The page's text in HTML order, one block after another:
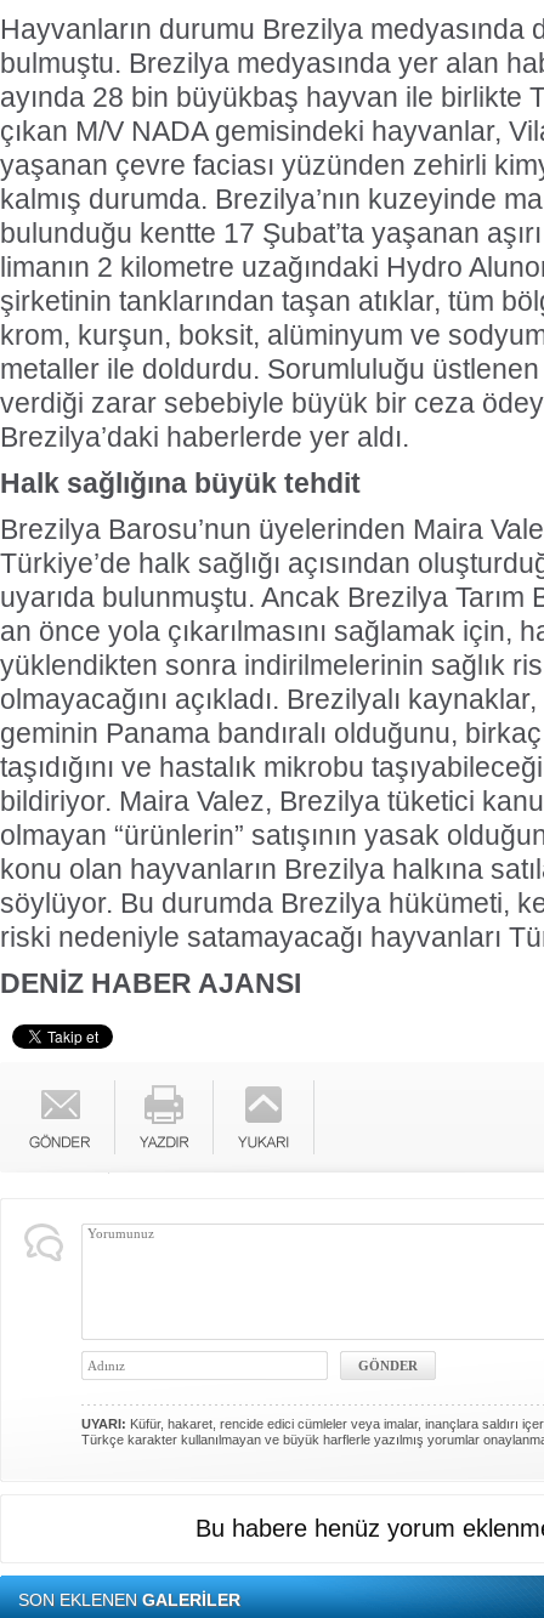
Hayvanların durumu Brezilya medyasında
bulmuştu. Brezilya medyasında yer alan
ayında 28 bin büyükbaş hayvan ile birlikte
çıkan M/V NADA gemisindeki hayvanlar,
yaşanan çevre faciası yüzünden zehirli
kalmış durumda. Brezilya’nın kuzeyinde
bulunduğu kentte 17 Şubat’ta yaşanan
limanın 2 kilometre uzağındaki Hydro
şirketinin tanklarından taşan atıklar, tüm
krom, kurşun, boksit, alüminyum ve
metaller ile doldurdu. Sorumluluğu
verdiği zarar sebebiyle büyük bir ceza
Brezilya’daki haberlerde yer aldı.
Halk sağlığına büyük tehdit
Brezilya Barosu’nun üyelerinden Maira
Türkiye’de halk sağlığı açısından
uyarıda bulunmuştu. Ancak Brezilya Tarım
an önce yola çıkarılmasını sağlamak için,
yüklendikten sonra indirilmelerinin sağlık
olmayacağını açıkladı. Brezilyalı
geminin Panama bandıralı olduğunu,
taşıdığını ve hastalık mikrobu
bildiriyor. Maira Valez, Brezilya tüketici
olmayan “ürünlerin” satışının yasak
konu olan hayvanların Brezilya halkına
söylüyor. Bu durumda Brezilya hükümeti,
riski nedeniyle satamayacağı hayvanları
DENİZ HABER AJANSI
UYARI: Küfür, hakaret, rencide edici cümleler veya imalar, inançlara saldırı
Türkçe karakter kullanılmayan ve büyük harflerle yazılmış yorumlar
Bu habere henüz yorum
SON EKLENENGALERİLER